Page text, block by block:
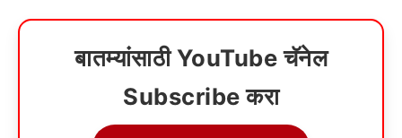
बातम्यांसाठी YouTube चॅनेल
Subscribe करा